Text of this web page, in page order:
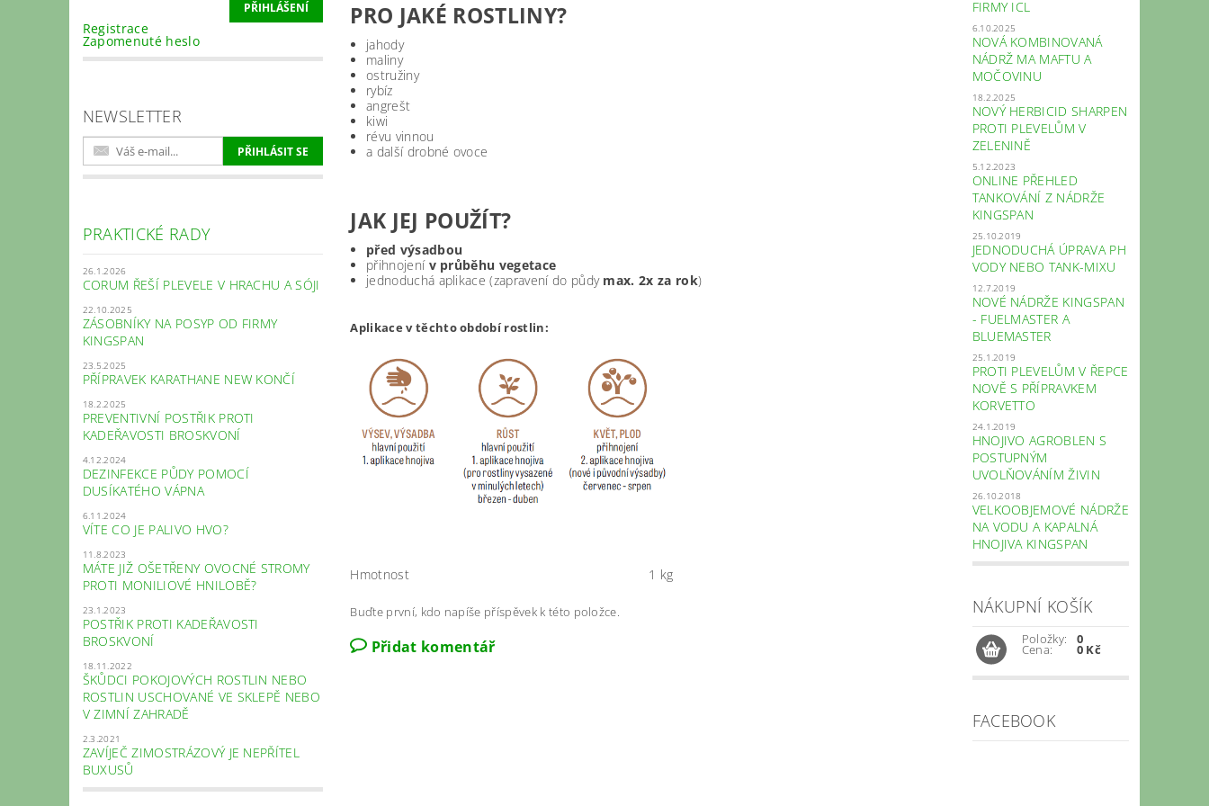
Registrace
Zapomenuté heslo
NEWSLETTER
PRAKTICKÉ RADY
26.1.2026
CORUM ŘEŠÍ PLEVELE V HRACHU A SÓJI
22.10.2025
ZÁSOBNÍKY NA POSYP OD FIRMY
KINGSPAN
23.5.2025
PŘÍPRAVEK KARATHANE NEW KONČÍ
18.2.2025
PREVENTIVNÍ POSTŘIK PROTI
KADEŘAVOSTI BROSKVONÍ
4.12.2024
DEZINFEKCE PŮDY POMOCÍ
DUSÍKATÉHO VÁPNA
6.11.2024
VÍTE CO JE PALIVO HVO?
11.8.2023
MÁTE JIŽ OŠETŘENY OVOCNÉ STROMY
PROTI MONILIOVÉ HNILOBĚ?
23.1.2023
POSTŘIK PROTI KADEŘAVOSTI
BROSKVONÍ
18.11.2022
ŠKŮDCI POKOJOVÝCH ROSTLIN NEBO
ROSTLIN USCHOVANÉ VE SKLEPĚ NEBO
V ZIMNÍ ZAHRADĚ
2.3.2021
ZAVÍJEČ ZIMOSTRÁZOVÝ JE NEPŘÍTEL
BUXUSŮ
PRO JAKÉ ROSTLINY?
jahody
maliny
ostružiny
rybíz
angrešt
kiwi
révu vinnou
a další drobné ovoce
JAK JEJ POUŽÍT?
před výsadbou
přihnojení v průběhu vegetace
jednoduchá aplikace (zapravení do půdy max. 2x za rok)
Aplikace v těchto období rostlin:
Hmotnost 1 kg
Buďte první, kdo napíše příspěvek k této položce.
Přidat komentář
FIRMY ICL
6.10.2025
NOVÁ KOMBINOVANÁ
NÁDRŽ MA MAFTU A
MOČOVINU
18.2.2025
NOVÝ HERBICID SHARPEN
PROTI PLEVELŮM V
ZELENINĚ
5.12.2023
ONLINE PŘEHLED
TANKOVÁNÍ Z NÁDRŽE
KINGSPAN
25.10.2019
JEDNODUCHÁ ÚPRAVA PH
VODY NEBO TANK-MIXU
12.7.2019
NOVÉ NÁDRŽE KINGSPAN
- FUELMASTER A
BLUEMASTER
25.1.2019
PROTI PLEVELŮM V ŘEPCE
NOVĚ S PŘÍPRAVKEM
KORVETTO
24.1.2019
HNOJIVO AGROBLEN S
POSTUPNÝM
UVOLŇOVÁNÍM ŽIVIN
26.10.2018
VELKOOBJEMOVÉ NÁDRŽE
NA VODU A KAPALNÁ
HNOJIVA KINGSPAN
NÁKUPNÍ KOŠÍK
Položky:
Cena:
0
0 Kč
FACEBOOK